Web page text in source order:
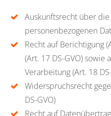
Auskunftsrecht über
personenbezogenen
Recht auf Berichtigung
(Art. 17 DS-GVO) sowie
Verarbeitung (Art. 18
Widerspruchsrecht
DS-GVO)
Recht auf